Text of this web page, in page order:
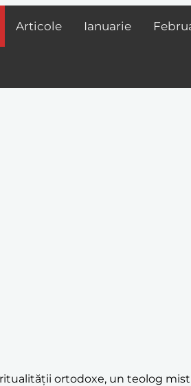
Articole Ianuarie
ortodoxe, un teolog